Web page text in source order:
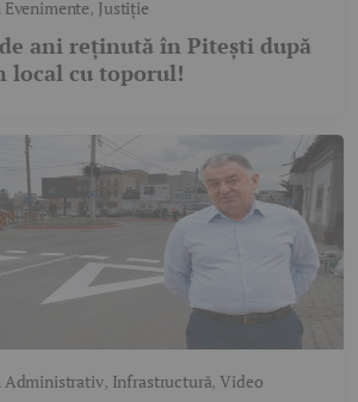
Evenimente, Justiție
ani reținută în Pitești după
local cu toporul!
Administrativ, Infrastructură,Video